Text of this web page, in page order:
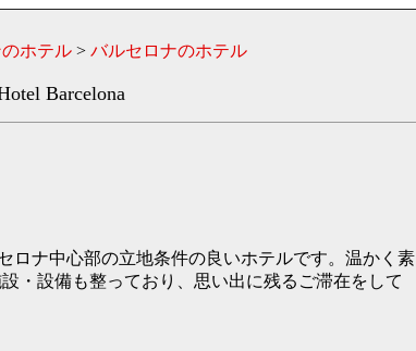
ホテル> バルセロナのホテル
Barcelona
ロナ中心部の立地条件の良いホテルです。温かく素
・設備も整っており、思い出に残るご滞在をして